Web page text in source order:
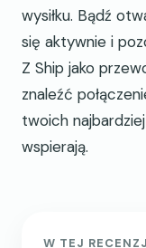
wysiłku. Bądź
się aktywnie i
Z Ship jako
znaleźć
twoich
wspierają.
W TEJ